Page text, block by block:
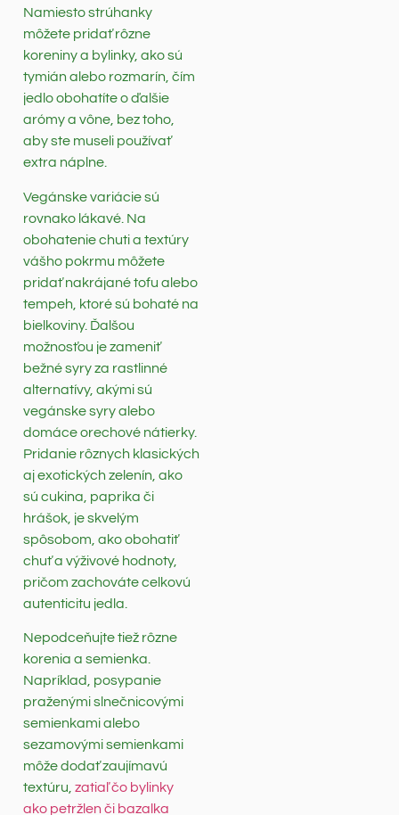
Namiesto strúhanky
môžete pridať rôzne
koreniny a bylinky, ako sú
tymián alebo rozmarín, čím
jedlo obohatíte o ďalšie
arómy a vône, bez toho,
aby ste museli používať
extra náplne.
Vegánske variácie sú
rovnako lákavé. Na
obohatenie chuti a textúry
vášho pokrmu môžete
pridať nakrájané tofu alebo
tempeh, ktoré sú bohaté na
bielkoviny. Ďalšou
možnosťou je zameniť
bežné syry za rastlinné
alternatívy, akými sú
vegánske syry alebo
domáce orechové nátierky.
Pridanie rôznych klasických
aj exotických zelenín, ako
sú cukina, paprika či
hrášok, je skvelým
spôsobom, ako obohatiť
chuť a výživové hodnoty,
pričom zachováte celkovú
autenticitu jedla.
Nepodceňujte tiež rôzne
korenia a semienka.
Napríklad, posypanie
praženými slnečnicovými
semienkami alebo
sezamovými semienkami
môže dodať zaujímavú
textúru, zatiaľ čo bylinky
ako petržlen či bazalka